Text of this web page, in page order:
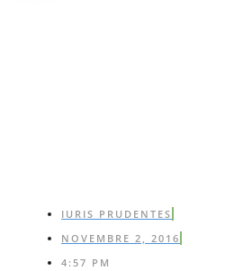
IURIS PRUDENTES
NOVEMBRE 2, 2016
4:57 PM